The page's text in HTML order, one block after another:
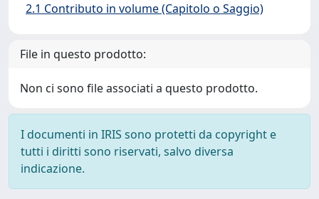
2.1 Contributo in volume (Capitolo o Saggio)
File in questo prodotto:
Non ci sono file associati a questo prodotto.
I documenti in IRIS sono protetti da copyright e
tutti i diritti sono riservati, salvo diversa
indicazione.